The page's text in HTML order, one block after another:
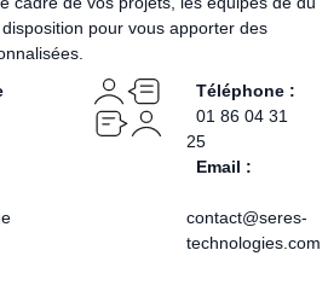
pour vous apporter des
Téléphone :
01 86 04 31
25
Email :
contact@seres-
technologies.com